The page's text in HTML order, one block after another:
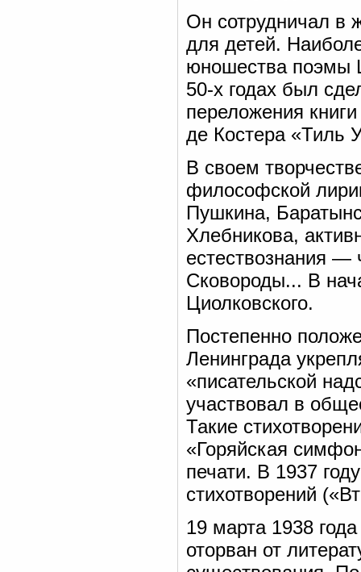
Он сотрудничал в
для детей.
юношества поэмы
50-х годах был
переложения
де Костера «Тиль
В своем
философской
Пушкина,
Хлебникова,
естествознания —
Сковороды... В
Циолковского.
Постепенно
Ленинграда
«писательской
участвовал в
Такие
«Горяйская
печати. В 1937
стихотворений
19 марта 1938
оторван от